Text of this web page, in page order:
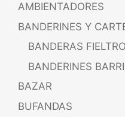
AMBIENTADORES
BANDERINES Y
BANDERAS FIELTRO
BANDERINES
BAZAR
BUFANDAS